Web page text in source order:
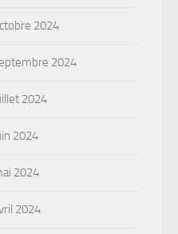
2024
2024
2024
2024
2024
2024